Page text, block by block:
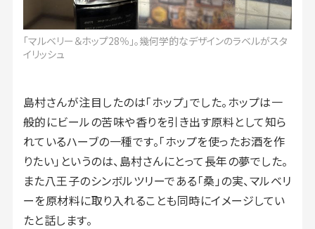
「マルベリー＆ホップ28％」。幾何学的なデザインのラベルがスタ
イリッシュ
島村さんが注目したのは「ホップ」でした。ホップは一
般的にビールの苦味や香りを引き出す原料として知ら
れているハーブの一種です。「ホップを使ったお酒を作
りたい」というのは、島村さんにとって長年の夢でした。
また八王子のシンボルツリーである「桑」の実、マルベリ
ーを原材料に取り入れることも同時にイメージしてい
たと話します。